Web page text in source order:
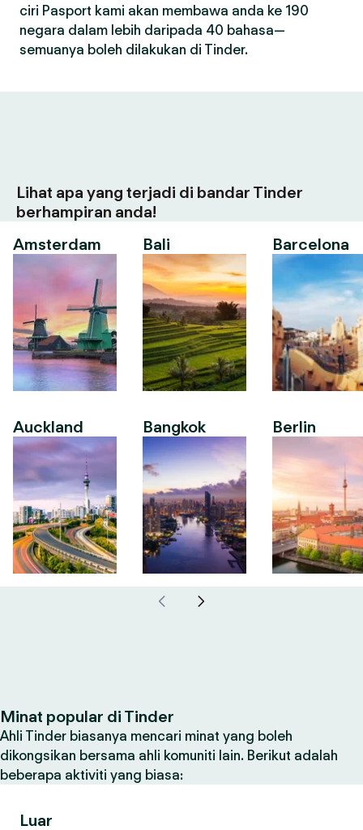
ciri Pasport kami akan membawa anda ke 190
negara dalam lebih daripada 40 bahasa—
semuanya boleh dilakukan di Tinder.
Lihat apa yang terjadi di bandar Tinder
berhampiran anda!
Amsterdam
Auckland
Bali
Bangkok
Barcelona
Berlin
Minat popular di Tinder
Ahli Tinder biasanya mencari minat yang boleh
dikongsikan bersama ahli komuniti lain. Berikut adalah
beberapa aktiviti yang biasa:
Luar